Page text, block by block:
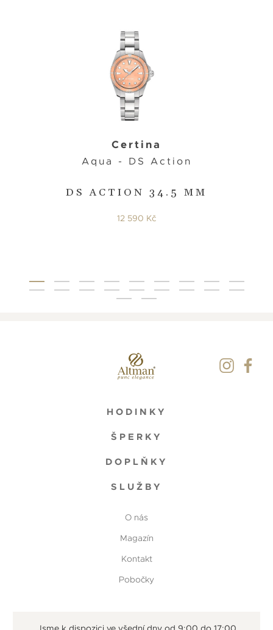
DS ACTION 34.5 MM
Certina
Aqua - DS Action
12 590 Kč
HODINKY
ŠPERKY
DOPLŇKY
SLUŽBY
O nás
Magazín
Kontakt
Pobočky